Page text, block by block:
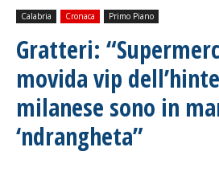
Calabria Cronaca Primo Piano
Gratteri:
movida vip
milanese sono in
‘ndrangheta”